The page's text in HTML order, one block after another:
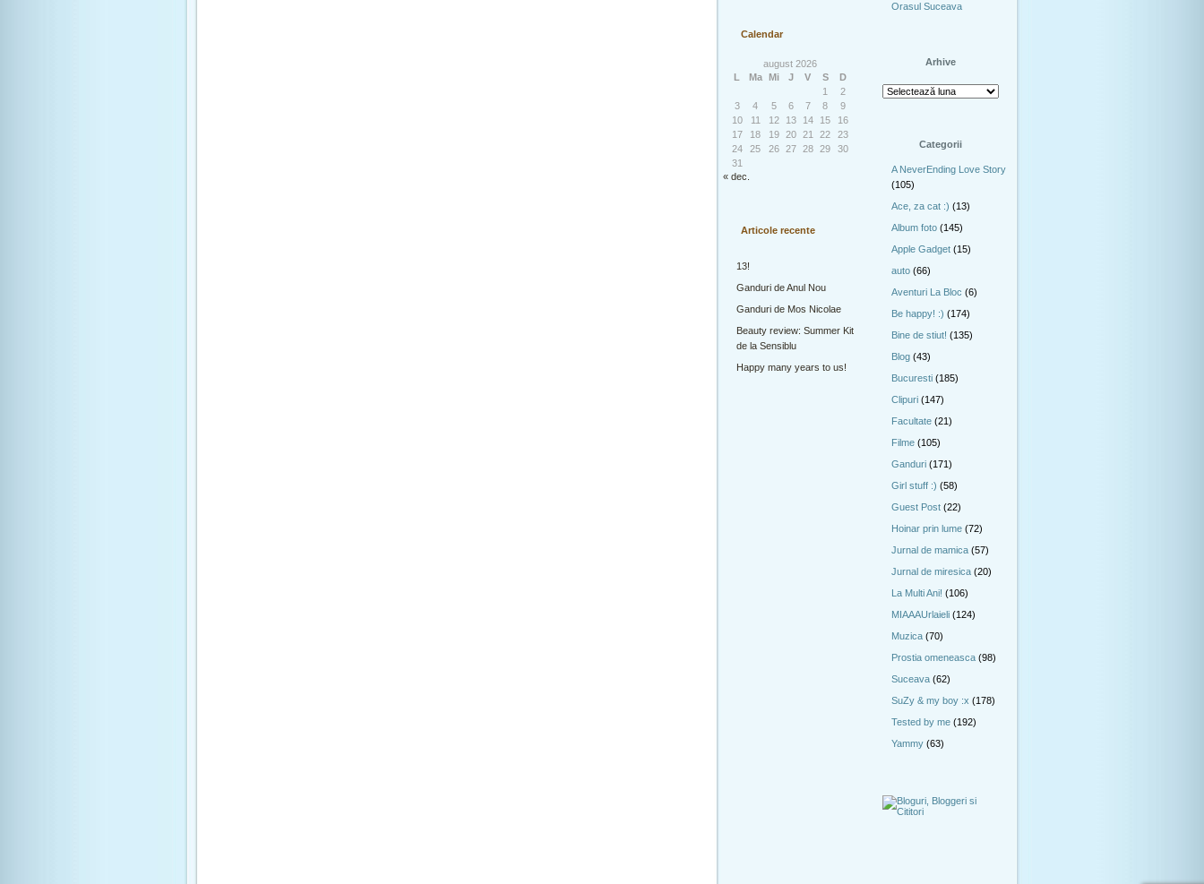
Calendar
august 2026
L
Ma Mi J V S
D
1
2
3
4 5 6 7 8
9
10
11 12 13 14 15
16
17
18 19 20 21 22
23
24
25 26 27 28 29
30
31
« dec.
Articole recente
13!
Ganduri de Anul Nou
Ganduri de Mos Nicolae
Beauty review: Summer Kit
de la Sensiblu
Happy many years to us!
Orasul Suceava
Arhive
Categorii
A NeverEnding Love Story
(105)
Ace, za cat :) (13)
Album foto (145)
Apple Gadget (15)
auto (66)
Aventuri La Bloc (6)
Be happy! :) (174)
Bine de stiut! (135)
Blog (43)
Bucuresti (185)
Clipuri (147)
Facultate (21)
Filme (105)
Ganduri (171)
Girl stuff :) (58)
Guest Post (22)
Hoinar prin lume (72)
Jurnal de mamica (57)
Jurnal de miresica (20)
La Multi Ani! (106)
MIAAAUrlaieli (124)
Muzica (70)
Prostia omeneasca (98)
Suceava (62)
SuZy & my boy :x (178)
Tested by me (192)
Yammy (63)